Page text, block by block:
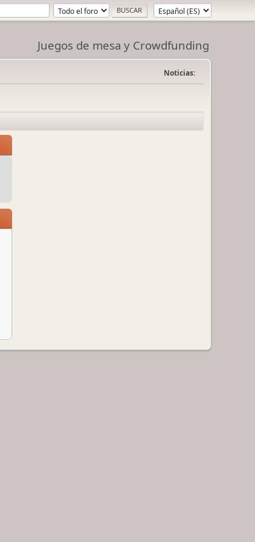
Juegos de mesa y Crowdfunding
Noticias: